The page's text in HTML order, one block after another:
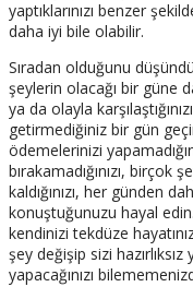
yaptıklarınızı benzer
daha iyi bile olabilir.
Sıradan olduğunu
şeylerin olacağı bir güne
ya da olayla
getirmediğiniz bir gün
ödemelerinizi
bırakamadığınızı,
kaldığınızı, her günden
konuştuğunuzu hayal
kendinizi tekdüze
şey değişip sizi
yapacağınızı